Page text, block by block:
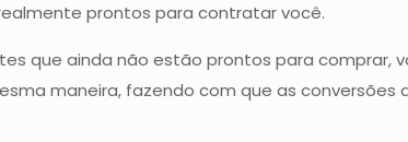
prontos para contratar você.
que ainda não estão prontos para comprar,
maneira, fazendo com que as conversões